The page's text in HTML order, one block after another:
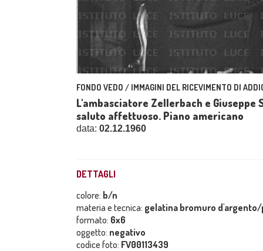
FONDO VEDO / IMMAGINI DEL RICEVIMENTO DI
L'ambasciatore Zellerbach e Giuseppe
saluto affettuoso. Piano americano
data: 02.12.1960
DETTAGLI
colore: b/n
materia e tecnica: gelatina bromuro
formato: 6x6
oggetto: negativo
codice foto: FV00113439